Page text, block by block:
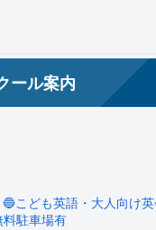
ール案内
🔵こども英語・大人向け
料駐車場有